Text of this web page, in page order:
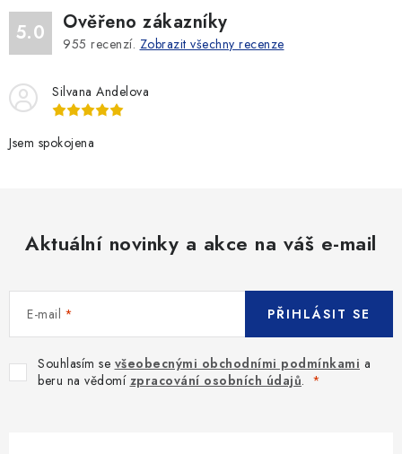
5.0 Ověřeno zákazníky
955 recenzí. Zobrazit všechny recenze
Silvana Andelova
Jsem spokojena
Aktuální novinky a akce na váš e-mail
E-mail
Souhlasím se všeobecnými obchodními podmínkami a
beru na vědomí zpracování osobních údajů.
PŘIHLÁSIT SE